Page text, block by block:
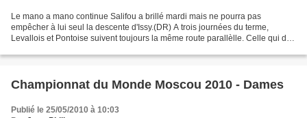
Le mano a mano continue Salifou a brillé mardi mais ne pourra pas
empêcher à lui seul la descente d'Issy.(DR) A trois journées du terme,
Levallois et Pontoise suivent toujours la même route parallèlle. Celle qui doit
Championnat du Monde Moscou 2010 - Dames
Publié le 25/05/2010 à 10:03